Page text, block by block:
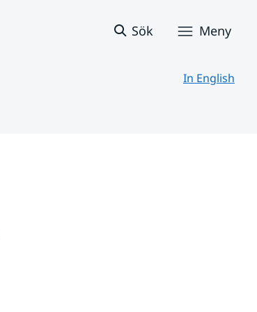
Sök Meny
In English